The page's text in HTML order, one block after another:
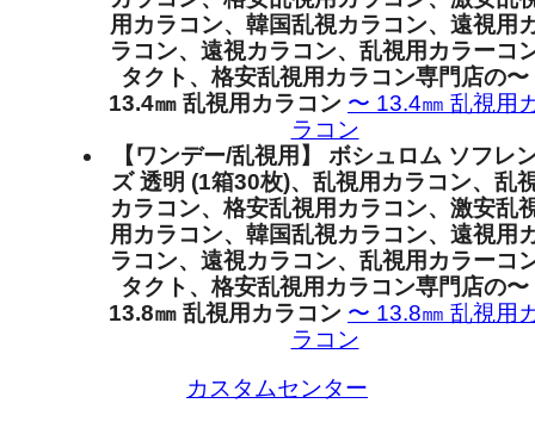
用カラコン、韓国乱視カラコン、遠視用
ラコン、遠視カラコン、乱視用カラーコ
タクト、格安乱視用カラコン専門店の〜
13.4㎜ 乱視用カラコン 〜 13.4㎜ 乱視用
ラコン
【ワンデー/乱視用】 ボシュロム ソフレ
ズ 透明 (1箱30枚)、乱視用カラコン、乱
カラコン、格安乱視用カラコン、激安乱
用カラコン、韓国乱視カラコン、遠視用
ラコン、遠視カラコン、乱視用カラーコ
タクト、格安乱視用カラコン専門店の〜
13.8㎜ 乱視用カラコン 〜 13.8㎜ 乱視用
ラコン
カスタムセンター